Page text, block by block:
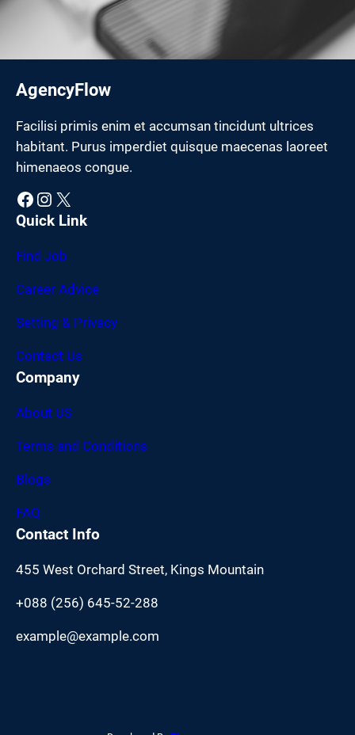
AgencyFlow
Facilisi primis enim et accumsan tincidunt ultrices
habitant. Purus imperdiet quisque maecenas laoreet
himenaeos congue.
Facebook Instagram X
Quick Link
Find Job
Career Advice
Setting & Privacy
Contact Us
Company
About US
Terms and Conditions
Blogs
FAQ
Contact Info
455 West Orchard Street, Kings Mountain
+088 (256) 645-52-288
example@example.com